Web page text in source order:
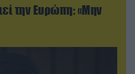
την Ευρώπη: «Μην